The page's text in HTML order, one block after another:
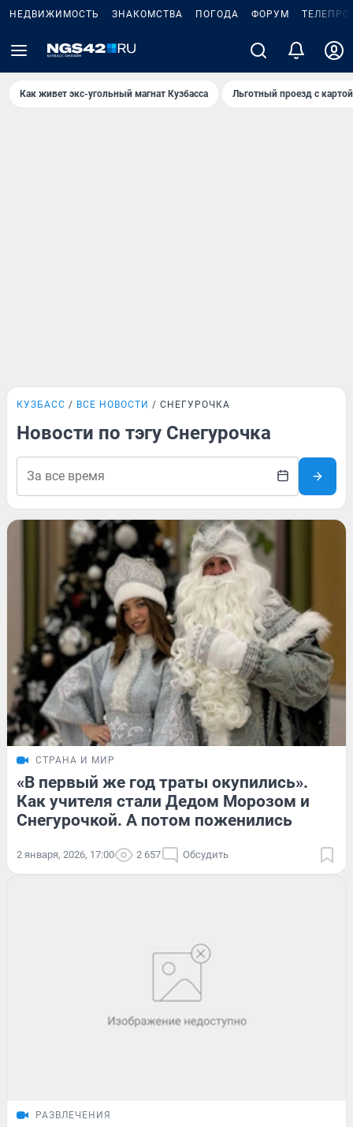
НЕДВИЖИМОСТЬ ЗНАКОМСТВА ПОГОДА ФОРУМ
Как живет экс-угольный магнат Кузбасса Льготный проезд с
КУЗБАСС ВСЕ НОВОСТИ СНЕГУРОЧКА
Новости по тэгу Снегурочка
СТРАНА И МИР
«В первый же год траты окупились».
Как учителя стали Дедом Морозом и
Снегурочкой. А потом поженились
2 января, 2026, 17:00 2 657 Обсудить
РАЗВЛЕЧЕНИЯ